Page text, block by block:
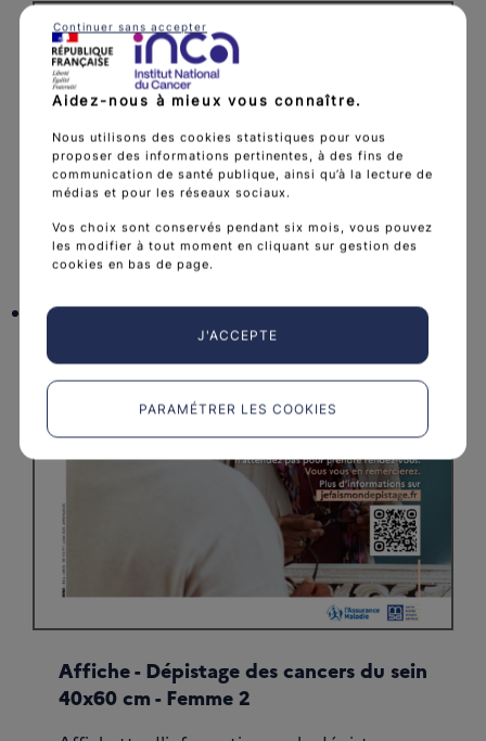
Affiche - Dépistage des cancers du sein
40x60 cm - Femme 2
Aidez-nous à mieux vous connaître.
Nous utilisons des cookies statistiques pour vous
proposer des informations pertinentes, à des fins de
communication de santé publique, ainsi qu’à la lecture de
médias et pour les réseaux sociaux.
Vos choix sont conservés pendant six mois, vous pouvez
les modifier à tout moment en cliquant sur gestion des
cookies en bas de page.
J'ACCEPTE
PARAMÉTRER LES COOKIES
Continuer sans accepter